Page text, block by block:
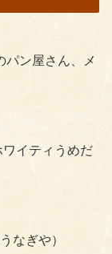
パン屋さん、メ
ワイティうめだ
なぎや）